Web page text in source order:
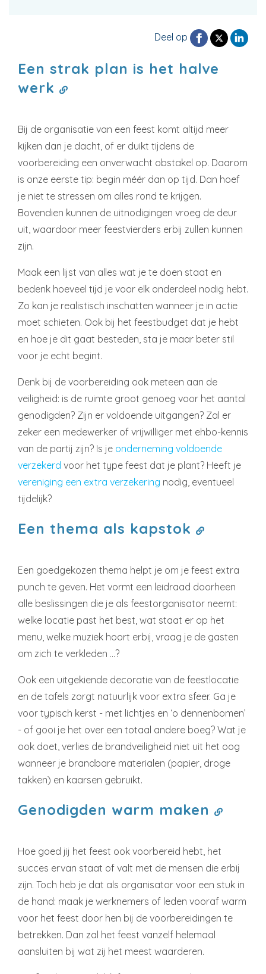
Deel op
Een strak plan is het halve
werk
Bij de organisatie van een feest komt altijd meer
kijken dan je dacht, of er duikt tijdens de
voorbereiding een onverwacht obstakel op. Daarom
is onze eerste tip: begin méér dan op tijd. Dan hoef
je niet te stressen om alles rond te krijgen.
Bovendien kunnen de uitnodigingen vroeg de deur
uit, waardoor meer feestvierders erbij zullen kunnen
zijn.
Maak een lijst van alles wat je te doen staat en
bedenk hoeveel tijd je voor elk onderdeel nodig hebt.
Zo kan je realistisch inschatten wanneer je in actie
moet schieten. Ook bij het feestbudget dat je hebt
en hoe je dit gaat besteden, sta je maar beter stil
voor je echt begint.
Denk bij de voorbereiding ook meteen aan de
veiligheid: is de ruimte groot genoeg voor het aantal
genodigden? Zijn er voldoende uitgangen? Zal er
zeker een medewerker of vrijwilliger met ehbo-kennis
van de partij zijn? Is je onderneming voldoende
verzekerd voor het type feest dat je plant? Heeft je
vereniging een extra verzekering nodig, eventueel
tijdelijk?
Een thema als kapstok
Een goedgekozen thema helpt je om je feest extra
punch te geven. Het vormt een leidraad doorheen
alle beslissingen die je als feestorganisator neemt:
welke locatie past het best, wat staat er op het
menu, welke muziek hoort erbij, vraag je de gasten
om zich te verkleden …?
Ook een uitgekiende decoratie van de feestlocatie
en de tafels zorgt natuurlijk voor extra sfeer. Ga je
voor typisch kerst - met lichtjes en ‘o dennenbomen’
- of gooi je het over een totaal andere boeg? Wat je
ook doet, verlies de brandveiligheid niet uit het oog
wanneer je brandbare materialen (papier, droge
takken) en kaarsen gebruikt.
Genodigden warm maken
Hoe goed jij het feest ook voorbereid hebt, het
succes ervan staat of valt met de mensen die erbij
zijn. Toch heb je dat als organisator voor een stuk in
de hand: maak je werknemers of leden vooraf warm
voor het feest door hen bij de voorbereidingen te
betrekken. Dan zal het feest vanzelf helemaal
aansluiten bij wat zij het meest waarderen.